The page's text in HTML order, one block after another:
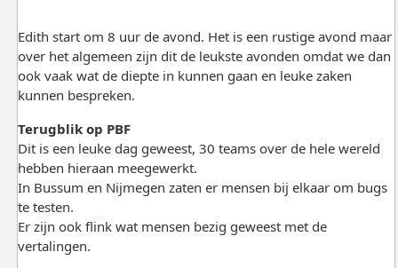
Edith start om 8 uur de avond. Het is een rustige avond maar
over het algemeen zijn dit de leukste avonden omdat we dan
ook vaak wat de diepte in kunnen gaan en leuke zaken
kunnen bespreken.
Terugblik op PBF
Dit is een leuke dag geweest, 30 teams over de hele wereld
hebben hieraan meegewerkt.
In Bussum en Nijmegen zaten er mensen bij elkaar om bugs
te testen.
Er zijn ook flink wat mensen bezig geweest met de
vertalingen.